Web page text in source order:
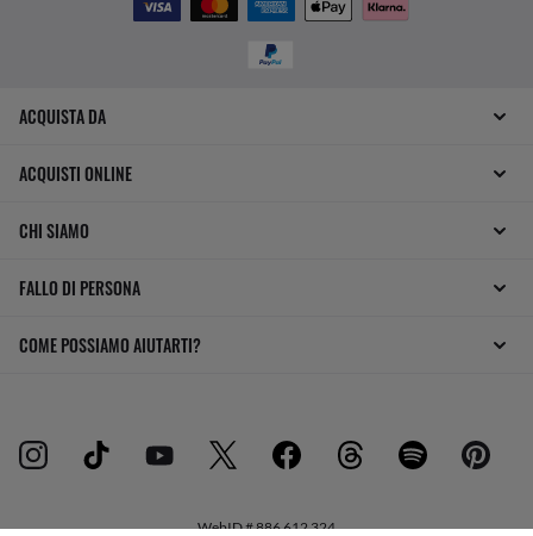
ACQUISTA DA
ACQUISTI ONLINE
CHI SIAMO
FALLO DI PERSONA
COME POSSIAMO AIUTARTI?
WebID #886 612 324